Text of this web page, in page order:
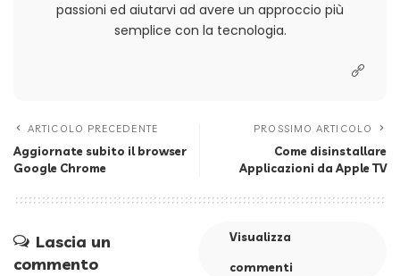
passioni ed aiutarvi ad avere un approccio più
semplice con la tecnologia.
ARTICOLO PRECEDENTE
Aggiornate subito il browser
Google Chrome
PROSSIMO ARTICOLO
Come disinstallare
Applicazioni da Apple TV
Lascia un
commento
Visualizza
commenti